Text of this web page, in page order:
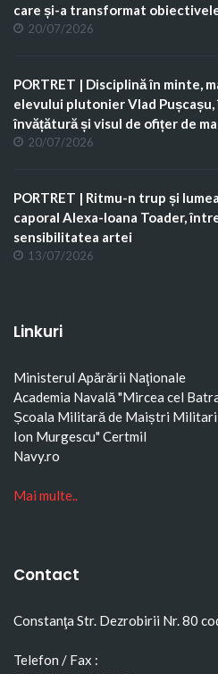
care și-a transformat
20/07/2026
PORTRET | Disciplină în minte,
elevului plutonier Vlad
învățătură și visul de ofițer de
20/07/2026
PORTRET | Ritmu-n trup și
caporal Alexa-Ioana Toader,
sensibilitatea artei
13/07/2026
Linkuri
Ministerul Apărării Naţionale
Academia Navală "Mircea cel
Școala Militară de Maiștri Militari
Ion Murgescu" Certmil
Navy.ro
Mai multe..
Contact
Constanţa Str. Dezrobirii Nr. 80
Telefon / Fax :